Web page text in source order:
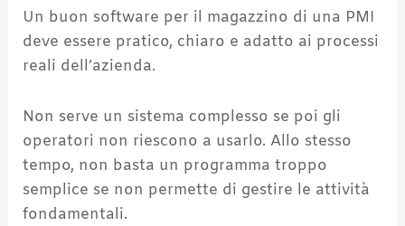
Un buon software per il magazzino di una PMI
deve essere pratico, chiaro e adatto ai processi
reali dell’azienda.
Non serve un sistema complesso se poi gli
operatori non riescono a usarlo. Allo stesso
tempo, non basta un programma troppo
semplice se non permette di gestire le attività
fondamentali.